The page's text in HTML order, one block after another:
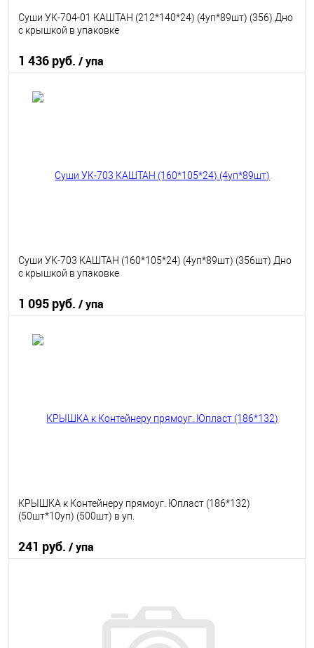
Суши УК-704-01 КАШТАН (212*140*24) (4уп*89шт) (356) Дно
с крышкой в упаковке
1 436 руб. / упа
Суши УК-703 КАШТАН (160*105*24) (4уп*89шт) (356шт) Дно
с крышкой в упаковке
1 095 руб. / упа
КРЫШКА к Контейнеру прямоуг. Юпласт (186*132)
(50шт*10уп) (500шт) в уп.
241 руб. / упа
В наличии